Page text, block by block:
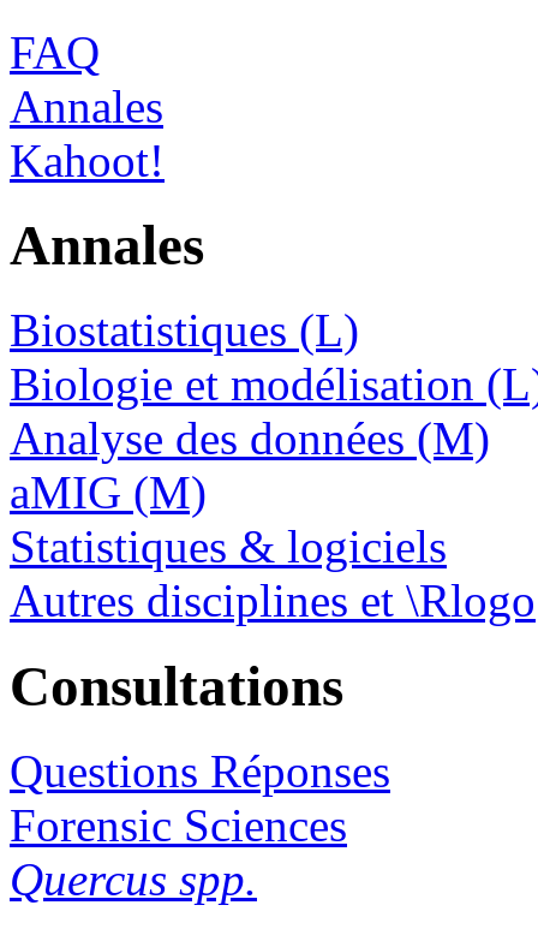
FAQ
Annales
Kahoot!
Annales
Biostatistiques (L)
Biologie et modélisation
Analyse des données (M)
aMIG (M)
Statistiques & logiciels
Autres disciplines et \Rlogo
Consultations
Questions Réponses
Forensic Sciences
Quercus spp.